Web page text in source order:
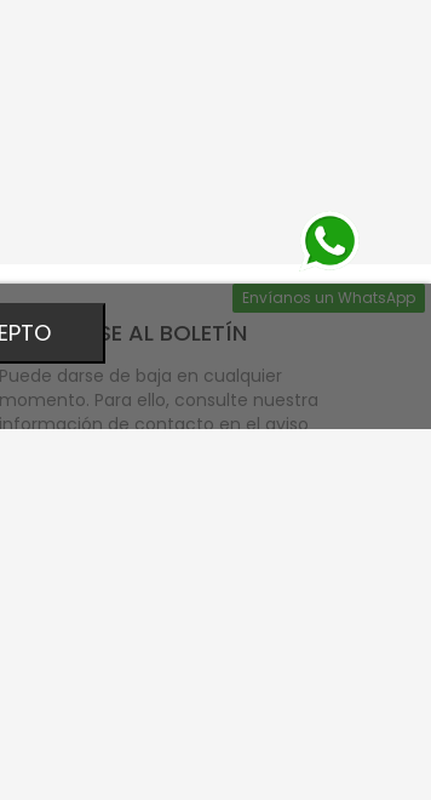
Envíanos un WhatsApp
INSCRÍBASE AL BOLETÍN
Puede darse de baja en cualquier
momento. Para ello, consulte nuestra
de contacto en el aviso